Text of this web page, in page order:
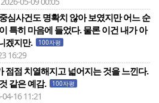
심사건도 명확치 않아 보였지만 어느 순
특히 마음에 들었다. 물론 이건 내가 아
겠지만.
100자평
16:29
점점 치열해지고 넓어지는 것을 느낀다.
같은 예감.
100자평
16 11:21